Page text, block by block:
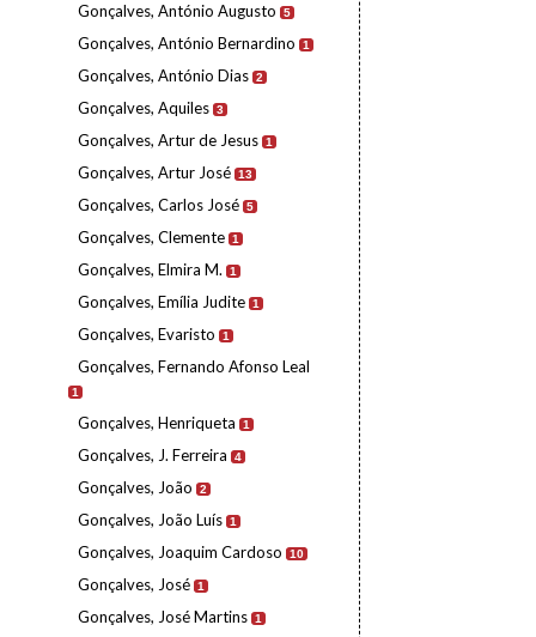
Gonçalves, António Augusto 5
Gonçalves, António Bernardino 1
Gonçalves, António Dias 2
Gonçalves, Aquiles 3
Gonçalves, Artur de Jesus 1
Gonçalves, Artur José 13
Gonçalves, Carlos José 5
Gonçalves, Clemente 1
Gonçalves, Elmira M. 1
Gonçalves, Emília Judite 1
Gonçalves, Evaristo 1
Gonçalves, Fernando Afonso Leal
1
Gonçalves, Henriqueta 1
Gonçalves, J. Ferreira 4
Gonçalves, João 2
Gonçalves, João Luís 1
Gonçalves, Joaquim Cardoso 10
Gonçalves, José 1
Gonçalves, José Martins 1